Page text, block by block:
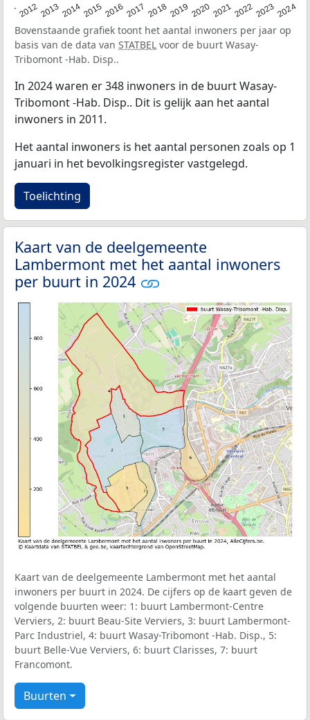
201220132014201520162017 20182019 20202021202220232024
Bovenstaande grafiek toont het aantal inwoners per jaar op
basis van de data van STATBEL voor de buurt Wasay-
Tribomont -Hab. Disp..
In 2024 waren er 348 inwoners in de buurt Wasay-
Tribomont -Hab. Disp.. Dit is gelijk aan het aantal
inwoners in 2011.
Het aantal inwoners is het aantal personen zoals op 1
januari in het bevolkingsregister vastgelegd.
Toelichting
Kaart van de deelgemeente
Lambermont met het aantal inwoners
per buurt in 2024
Kaart van de deelgemeente Lambermont met het aantal
inwoners per buurt in 2024. De cijfers op de kaart geven de
volgende buurten weer: 1: buurt Lambermont-Centre
Verviers, 2: buurt Beau-Site Verviers, 3: buurt Lambermont-
Parc Industriel, 4: buurt Wasay-Tribomont -Hab. Disp., 5:
buurt Belle-Vue Verviers, 6: buurt Clarisses, 7: buurt
Francomont.
Buurten